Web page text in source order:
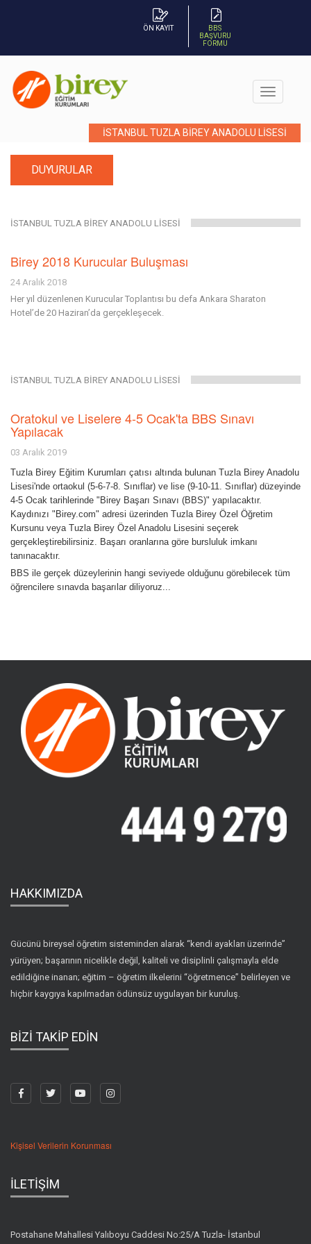
BBS
BAŞVURU
FORMU
ÖN KAYIT
İSTANBUL TUZLA BİREY ANADOLU LİSESİ
DUYURULAR
İSTANBUL TUZLA BİREY ANADOLU LİSESİ
Birey 2018 Kurucular Buluşması
24 Aralık 2018
Her yıl düzenlenen Kurucular Toplantısı bu defa Ankara Sharaton
Hotel’de 20 Haziran’da gerçekleşecek.
İSTANBUL TUZLA BİREY ANADOLU LİSESİ
Oratokul ve Liselere 4-5 Ocak'ta BBS Sınavı
Yapılacak
03 Aralık 2019
Tuzla Birey Eğitim Kurumları çatısı altında bulunan Tuzla Birey Anadolu
Lisesi'nde ortaokul (5-6-7-8. Sınıflar) ve lise (9-10-11. Sınıflar) düzeyinde
4-5 Ocak tarihlerinde "Birey Başarı Sınavı (BBS)" yapılacaktır.
Kaydınızı "Birey.com" adresi üzerinden Tuzla Birey Özel Öğretim
Kursunu veya Tuzla Birey Özel Anadolu Lisesini seçerek
gerçekleştirebilirsiniz. Başarı oranlarına göre bursluluk imkanı
tanınacaktır.
BBS ile gerçek düzeylerinin hangi seviyede olduğunu görebilecek tüm
öğrencilere sınavda başarılar diliyoruz...
HAKKIMIZDA
Gücünü bireysel öğretim sisteminden alarak “kendi ayakları üzerinde”
yürüyen; başarının nicelikle değil, kaliteli ve disiplinli çalışmayla elde
edildiğine inanan; eğitim – öğretim ilkelerini “öğretmence” belirleyen ve
hiçbir kaygıya kapılmadan ödünsüz uygulayan bir kuruluş.
BİZİ TAKİP EDİN
Kişisel Verilerin Korunması
İLETİŞİM
Postahane Mahallesi Yalıboyu Caddesi No:25/A Tuzla- İstanbul